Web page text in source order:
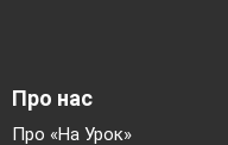
Про нас
Про «На Урок»